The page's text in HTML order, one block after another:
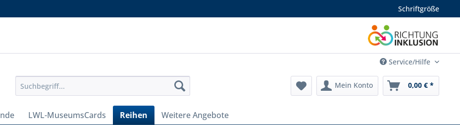
Schriftgröße
Service/Hilfe
Mein Konto 0,00 € *
LWL-MuseumsCards Reihen Weitere Angebote